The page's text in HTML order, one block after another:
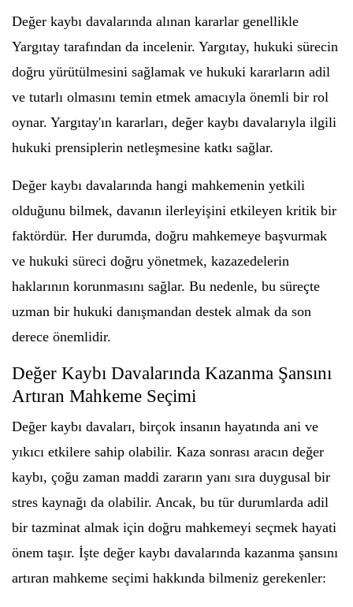
Değer kaybı davalarında alınan kararlar genellikle
Yargıtay tarafından da incelenir. Yargıtay, hukuki sürecin
doğru yürütülmesini sağlamak ve hukuki kararların adil
ve tutarlı olmasını temin etmek amacıyla önemli bir rol
oynar. Yargıtay'ın kararları, değer kaybı davalarıyla ilgili
hukuki prensiplerin netleşmesine katkı sağlar.
Değer kaybı davalarında hangi mahkemenin yetkili
olduğunu bilmek, davanın ilerleyişini etkileyen kritik bir
faktördür. Her durumda, doğru mahkemeye başvurmak
ve hukuki süreci doğru yönetmek, kazazedelerin
haklarının korunmasını sağlar. Bu nedenle, bu süreçte
uzman bir hukuki danışmandan destek almak da son
derece önemlidir.
Değer Kaybı Davalarında Kazanma Şansını
Artıran Mahkeme Seçimi
Değer kaybı davaları, birçok insanın hayatında ani ve
yıkıcı etkilere sahip olabilir. Kaza sonrası aracın değer
kaybı, çoğu zaman maddi zararın yanı sıra duygusal bir
stres kaynağı da olabilir. Ancak, bu tür durumlarda adil
bir tazminat almak için doğru mahkemeyi seçmek hayati
önem taşır. İşte değer kaybı davalarında kazanma şansını
artıran mahkeme seçimi hakkında bilmeniz gerekenler: